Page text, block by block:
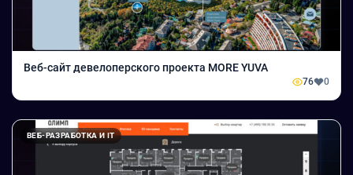
Веб-сайт девелоперского проекта MORE YUVA
76 0
ВЕБ-РАЗРАБОТКА И IT